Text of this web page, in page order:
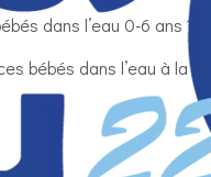
dans l’eau 0-6 ans ?
bébés dans l’eau à la